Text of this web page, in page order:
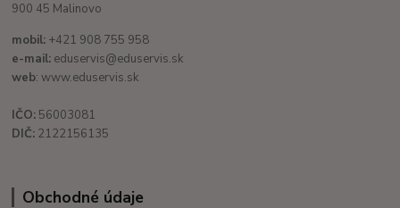
900 45 Malinovo
mobil: +421 908 755 958
e-mail: eduservis@eduservis.sk
web: www.eduservis.sk
IČO: 56003081
DIČ: 2122156135
Obchodné údaje